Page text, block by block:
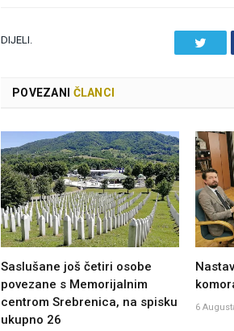
DIJELI.
POVEZANI ČLANCI
Saslušane još četiri osobe
povezane s Memorijalnim
centrom Srebrenica, na spisku
ukupno 26
6